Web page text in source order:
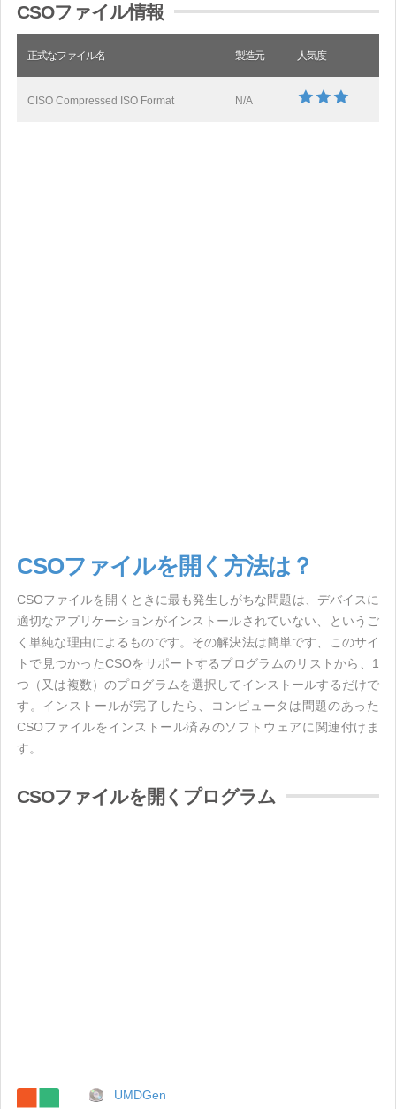
CSOファイル情報
正式なファイル名 製造元 人気度
CISO Compressed ISO Format N/A
CSOファイルを開く方法は？
CSOファイルを開くときに最も発生しがちな問題は、デバイスに
適切なアプリケーションがインストールされていない、というご
く単純な理由によるものです。その解決法は簡単です、このサイ
トで見つかったCSOをサポートするプログラムのリストから、1
つ（又は複数）のプログラムを選択してインストールするだけで
す。インストールが完了したら、コンピュータは問題のあった
CSOファイルをインストール済みのソフトウェアに関連付けま
す。
CSOファイルを開くプログラム
UMDGen